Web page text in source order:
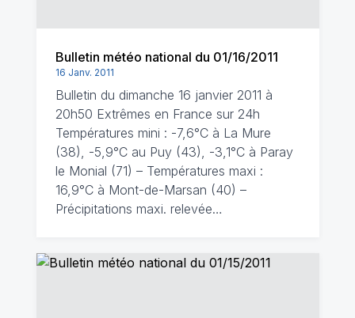
Bulletin météo national du 01/16/2011
16 Janv. 2011
Bulletin du dimanche 16 janvier 2011 à
20h50 Extrêmes en France sur 24h
Températures mini : -7,6°C à La Mure
(38), -5,9°C au Puy (43), -3,1°C à Paray
le Monial (71) – Températures maxi :
16,9°C à Mont-de-Marsan (40) –
Précipitations maxi. relevée…